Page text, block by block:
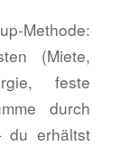
Methode:
(Miete,
feste
durch
du erhältst